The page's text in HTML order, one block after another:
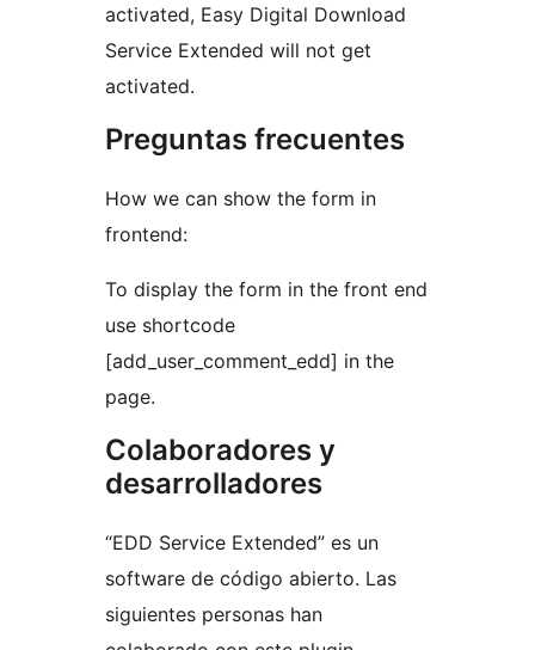
activated, Easy Digital Download
Service Extended will not get
activated.
Preguntas frecuentes
How we can show the form in
frontend:
To display the form in the front end
use shortcode
[add_user_comment_edd] in the
page.
Colaboradores y
desarrolladores
“EDD Service Extended” es un
software de código abierto. Las
siguientes personas han